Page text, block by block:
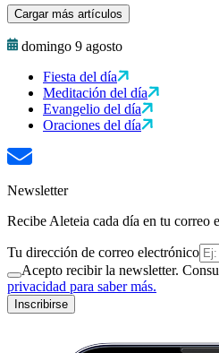
Cargar más artículos
domingo 9 agosto
Fiesta del día
Meditación del día
Evangelio del día
Oraciones del día
Newsletter
Recibe Aleteia cada día en tu correo
Tu dirección de correo electrónico
Acepto recibir la newsletter.
privacidad para saber más.
Inscribirse